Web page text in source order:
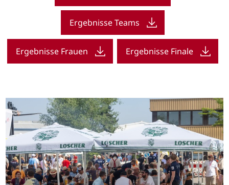
Ergebnisse Teams
Ergebnisse Frauen Ergebnisse Finale